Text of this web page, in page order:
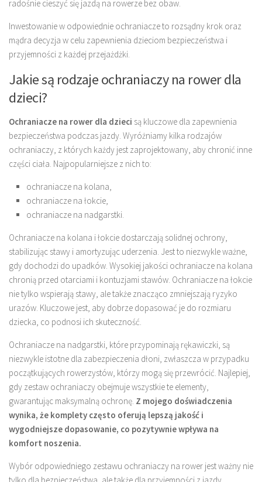
radośnie cieszyć się jazdą na rowerze bez obaw.
Inwestowanie w odpowiednie ochraniacze to rozsądny krok oraz
mądra decyzja w celu zapewnienia dzieciom bezpieczeństwa i
przyjemności z każdej przejażdżki.
Jakie są rodzaje ochraniaczy na rower dla
dzieci?
Ochraniacze na rower dla dzieci są kluczowe dla zapewnienia
bezpieczeństwa podczas jazdy. Wyróżniamy kilka rodzajów
ochraniaczy, z których każdy jest zaprojektowany, aby chronić inne
części ciała. Najpopularniejsze z nich to:
ochraniacze na kolana,
ochraniacze na łokcie,
ochraniacze na nadgarstki.
Ochraniacze na kolana i łokcie dostarczają solidnej ochrony,
stabilizując stawy i amortyzując uderzenia. Jest to niezwykle ważne,
gdy dochodzi do upadków. Wysokiej jakości ochraniacze na kolana
chronią przed otarciami i kontuzjami stawów. Ochraniacze na łokcie
nie tylko wspierają stawy, ale także znacząco zmniejszają ryzyko
urazów. Kluczowe jest, aby dobrze dopasować je do rozmiaru
dziecka, co podnosi ich skuteczność.
Ochraniacze na nadgarstki, które przypominają rękawiczki, są
niezwykle istotne dla zabezpieczenia dłoni, zwłaszcza w przypadku
początkujących rowerzystów, którzy mogą się przewrócić. Najlepiej,
gdy zestaw ochraniaczy obejmuje wszystkie te elementy,
gwarantując maksymalną ochronę. Z mojego doświadczenia
wynika, że komplety często oferują lepszą jakość i
wygodniejsze dopasowanie, co pozytywnie wpływa na
komfort noszenia.
Wybór odpowiedniego zestawu ochraniaczy na rower jest ważny nie